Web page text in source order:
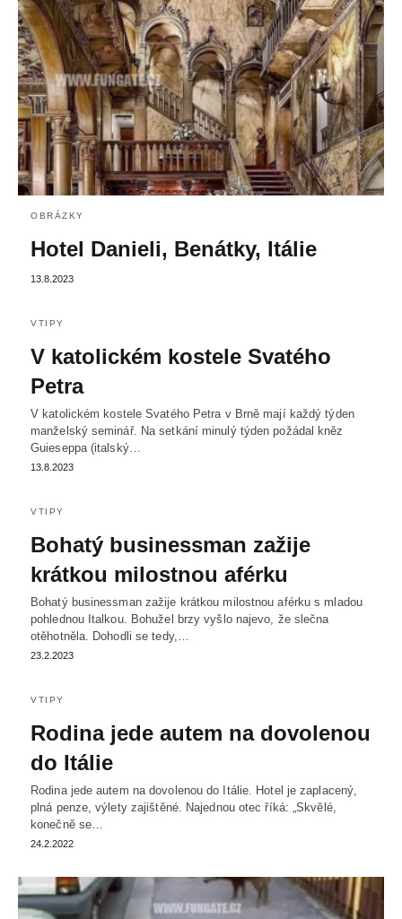
OBRÁZKY
Hotel Danieli, Benátky, Itálie
13.8.2023
VTIPY
V katolickém kostele Svatého
Petra
V katolickém kostele Svatého Petra v Brně mají každý týden
manželský seminář. Na setkání minulý týden požádal kněz
Guieseppa (italský…
13.8.2023
VTIPY
Bohatý businessman zažije
krátkou milostnou aférku
Bohatý businessman zažije krátkou milostnou aférku s mladou
pohlednou Italkou. Bohužel brzy vyšlo najevo, že slečna
otěhotněla. Dohodli se tedy,…
23.2.2023
VTIPY
Rodina jede autem na dovolenou
do Itálie
Rodina jede autem na dovolenou do Itálie. Hotel je zaplacený,
plná penze, výlety zajištěné. Najednou otec říká: „Skvělé,
konečně se…
24.2.2022